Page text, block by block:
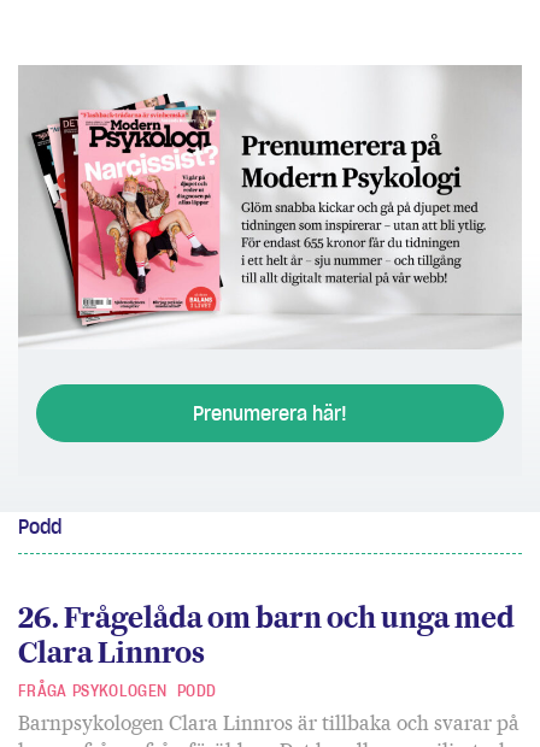
Prenumerera här!
Podd
26. Frågelåda om barn och unga med
Clara Linnros
FRÅGA PSYKOLOGEN PODD
Barnpsykologen Clara Linnros är tillbaka och svarar på